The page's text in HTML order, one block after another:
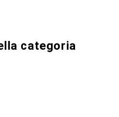
categoria